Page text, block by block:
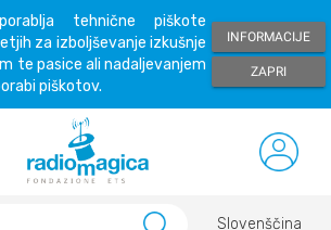
tehnične piškote
za izboljševanje izkušnje
te pasice ali nadaljevanjem
piškotov.
INFORMACIJE
ZAPRI
Slovenščina